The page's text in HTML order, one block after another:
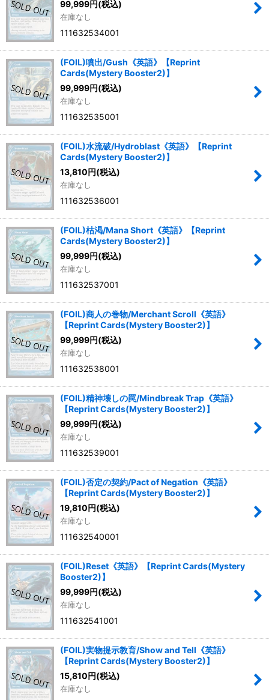
99,999円(税込)
在庫なし
111632534001
(FOIL)噴出/Gush《英語》【Reprint
Cards(Mystery Booster2)】
99,999円(税込)
在庫なし
111632535001
(FOIL)水流破/Hydroblast《英語》【Reprint
Cards(Mystery Booster2)】
13,810円(税込)
在庫なし
111632536001
(FOIL)枯渇/Mana Short《英語》【Reprint
Cards(Mystery Booster2)】
99,999円(税込)
在庫なし
111632537001
(FOIL)商人の巻物/Merchant Scroll《英語》
【Reprint Cards(Mystery Booster2)】
99,999円(税込)
在庫なし
111632538001
(FOIL)精神壊しの罠/Mindbreak Trap《英語》
【Reprint Cards(Mystery Booster2)】
99,999円(税込)
在庫なし
111632539001
(FOIL)否定の契約/Pact of Negation《英語》
【Reprint Cards(Mystery Booster2)】
19,810円(税込)
在庫なし
111632540001
(FOIL)Reset《英語》【Reprint Cards(Mystery
Booster2)】
99,999円(税込)
在庫なし
111632541001
(FOIL)実物提示教育/Show and Tell《英語》
【Reprint Cards(Mystery Booster2)】
15,810円(税込)
在庫なし